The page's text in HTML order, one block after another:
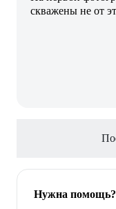
скважены не от
Нужна помощь?